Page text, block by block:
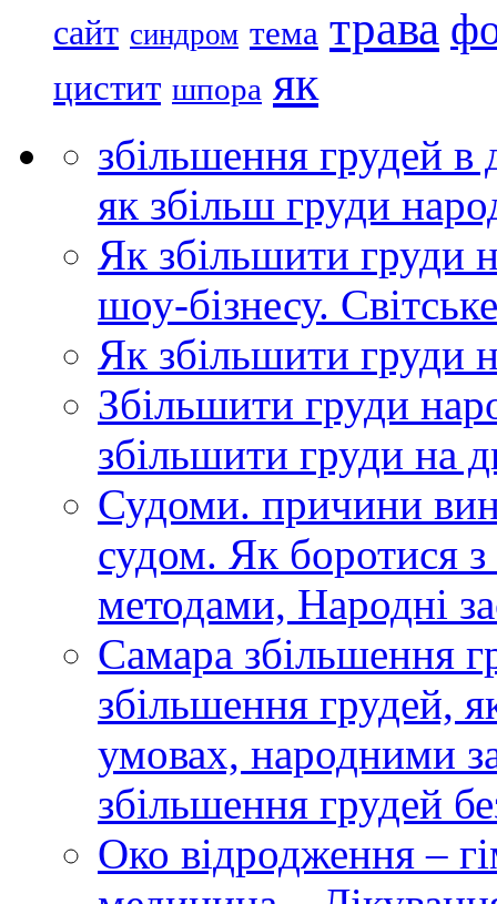
сайт синдром тема трава
цистит шпора як
збільшення грудей
як збільш груди
Як збільшити груди
шоу-бізнесу.
Як збільшити груди
Збільшити груди
збільшити груди на
Судоми. причини
судом. Як боротися
методами, Народні
Самара збільшення
збільшення грудей,
умовах, народними
збільшення грудей
Око відродження –